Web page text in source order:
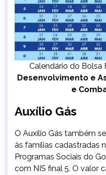
Calendário do Bolsa
Desenvolvimento e
e
Auxílio Gás
O Auxílio Gás também
às famílias cadastradas
Programas Sociais do
com NIS final 5. O valor